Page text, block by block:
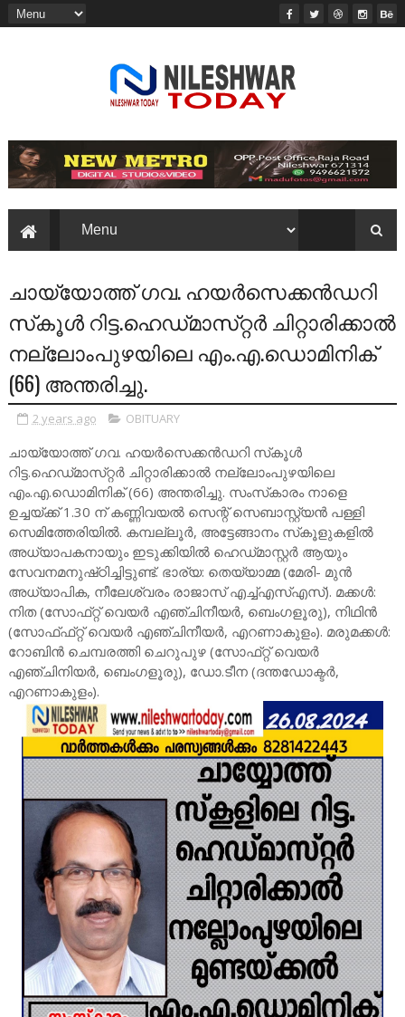
ചായ്യോത്ത്‌ ഗവ. ഹയര്‍സെക്കന്‍ഡറി
സ്‌കൂള്‍ റിട്ട.ഹെഡ്‌മാസ്‌റ്റര്‍ ചിറ്റാരിക്കാല്‍
നല്ലോംപുഴയിലെ എം.എ.ഡൊമിനിക്‌
(66) അന്തരിച്ചു.
2 years ago OBITUARY
ചായ്യോത്ത്‌ ഗവ. ഹയര്‍സെക്കന്‍ഡറി സ്‌കൂള്‍
റിട്ട.ഹെഡ്‌മാസ്‌റ്റര്‍ ചിറ്റാരിക്കാല്‍ നല്ലോംപുഴയിലെ
എം.എ.ഡൊമിനിക്‌ (66) അന്തരിച്ചു. സംസ്‌കാരം നാളെ
ഉച്ചയ്‌ക്ക്‌ 1.30 ന്‌ കണ്ണിവയല്‍ സെന്റ്‌ സെബാസ്റ്റ്യന്‍ പള്ളി
സെമിത്തേരിയില്‍. കമ്പല്ലൂര്‍, അട്ടേങ്ങാനം സ്‌കൂളുകളില്‍
അധ്യാപകനായും ഇടുക്കിയില്‍ ഹെഡ്‌മാസ്റ്റര്‍ ആയും
സേവനമനുഷ്‌ഠിച്ചിട്ടുണ്ട്‌. ഭാര്യ: തെയ്യാമ്മ (മേരി- മുന്‍
അധ്യാപിക, നീലേശ്വരം രാജാസ്‌ എച്ച്‌എസ്‌എസ്‌). മക്കള്‍:
നിത (സോഫ്‌റ്റ്‌ വെയര്‍ എഞ്ചിനീയര്‍, ബെംഗളൂരു), നിഥിന്‍
(സോഫ്‌ഫ്‌റ്റ്‌ വെയര്‍ എഞ്ചിനീയര്‍, എറണാകുളം). മരുമക്കള്‍:
റോബിന്‍ ചെമ്പരത്തി ചെറുപുഴ (സോഫ്‌റ്റ്‌ വെയര്‍
എഞ്ചിനിയര്‍, ബെംഗളൂരു), ഡോ.ടീന (ദന്തഡോക്ടര്‍,
എറണാകുളം).